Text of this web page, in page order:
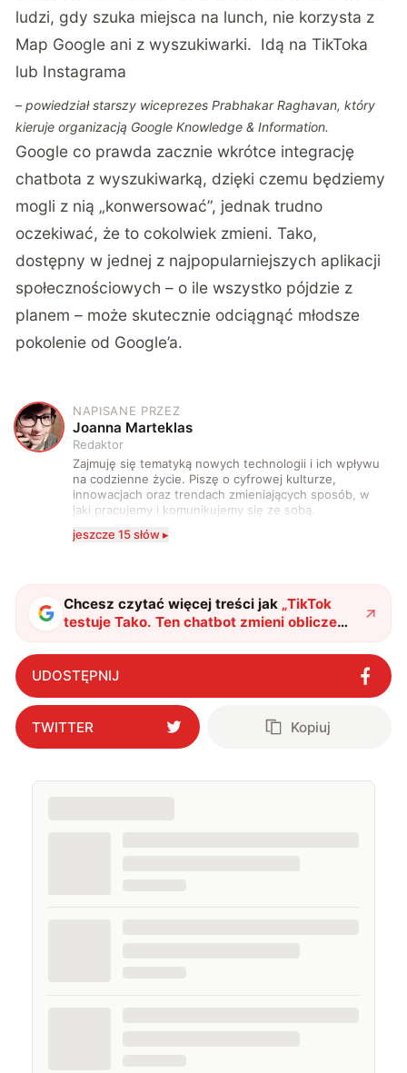
ludzi, gdy szuka miejsca na lunch, nie korzysta z
Map Google ani z wyszukiwarki. Idą na TikToka
lub Instagrama
– powiedział starszy wiceprezes Prabhakar Raghavan, który
kieruje organizacją Google Knowledge & Information.
Google co prawda zacznie wkrótce integrację
chatbota z wyszukiwarką, dzięki czemu będziemy
mogli z nią „konwersować”, jednak trudno
oczekiwać, że to cokolwiek zmieni. Tako,
dostępny w jednej z najpopularniejszych aplikacji
społecznościowych – o ile wszystko pójdzie z
planem – może skutecznie odciągnąć młodsze
pokolenie od Google’a.
J
NAPISANE PRZEZ
Joanna Marteklas
Redaktor
Zajmuję się tematyką nowych technologii i ich wpływu
na codzienne życie. Piszę o cyfrowej kulturze,
innowacjach oraz trendach zmieniających sposób, w
jaki pracujemy i komunikujemy się ze sobą.
technologii a współczesną popkulturą. W wolnych
jeszcze 15 słów ▸
Chcesz czytać więcej treści jak „TikTok
testuje Tako. Ten chatbot zmieni oblicze
Twojej ulubionej aplikacji"?
UDOSTĘPNIJ
TWITTER Kopiuj